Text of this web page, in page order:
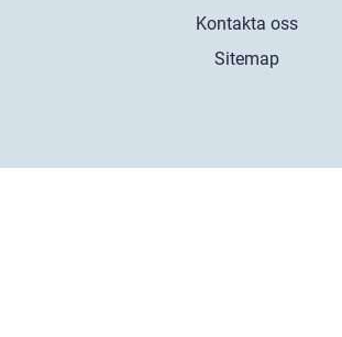
Kontakta oss
Sitemap